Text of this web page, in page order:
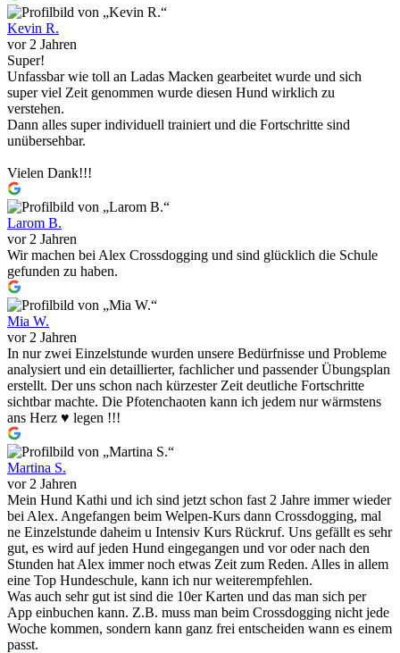
Kevin R.
vor 2 Jahren
Super!
Unfassbar wie toll an Ladas Macken gearbeitet wurde und sich
super viel Zeit genommen wurde diesen Hund wirklich zu
verstehen.
Dann alles super individuell trainiert und die Fortschritte sind
unübersehbar.
Vielen Dank!!!
Larom B.
vor 2 Jahren
Wir machen bei Alex Crossdogging und sind glücklich die Schule
gefunden zu haben.
Mia W.
vor 2 Jahren
In nur zwei Einzelstunde wurden unsere Bedürfnisse und Probleme
analysiert und ein detaillierter, fachlicher und passender Übungsplan
erstellt. Der uns schon nach kürzester Zeit deutliche Fortschritte
sichtbar machte. Die Pfotenchaoten kann ich jedem nur wärmstens
ans Herz ♥️ legen !!!
Martina S.
vor 2 Jahren
Mein Hund Kathi und ich sind jetzt schon fast 2 Jahre immer wieder
bei Alex. Angefangen beim Welpen-Kurs dann Crossdogging, mal
ne Einzelstunde daheim u Intensiv Kurs Rückruf. Uns gefällt es sehr
gut, es wird auf jeden Hund eingegangen und vor oder nach den
Stunden hat Alex immer noch etwas Zeit zum Reden. Alles in allem
eine Top Hundeschule, kann ich nur weiterempfehlen.
Was auch sehr gut ist sind die 10er Karten und das man sich per
App einbuchen kann. Z.B. muss man beim Crossdogging nicht jede
Woche kommen, sondern kann ganz frei entscheiden wann es einem
passt.